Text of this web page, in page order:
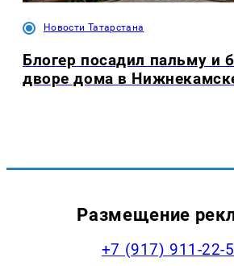
Новости Татарстана
Блогер посадил пальму и
дворе дома в
Размещение
+7 (917) 911-22-